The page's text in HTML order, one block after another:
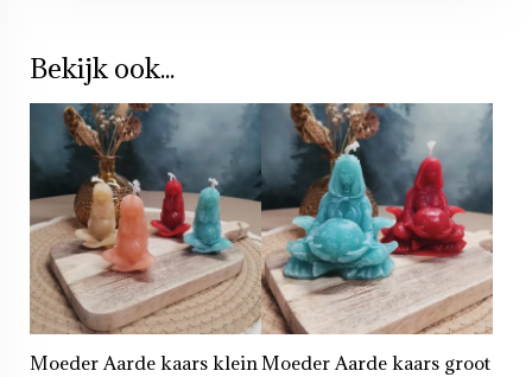
Bekijk ook...
Moeder Aarde kaars kleinMoeder Aarde kaars groot